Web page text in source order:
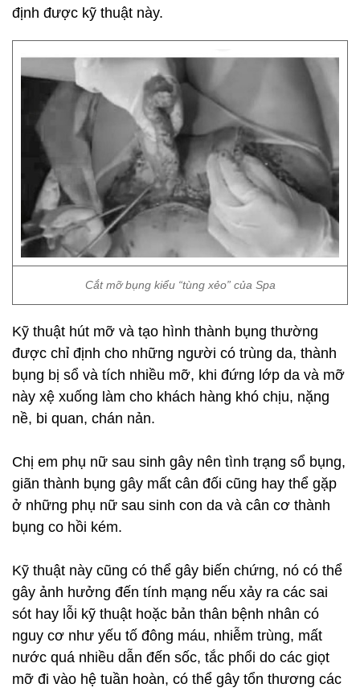
định được kỹ thuật này.
Cắt mỡ bụng kiểu “tùng xẻo” của Spa
Kỹ thuật hút mỡ và tạo hình thành bụng thường
được chỉ định cho những người có trùng da, thành
bụng bị sổ và tích nhiều mỡ, khi đứng lớp da và mỡ
này xệ xuống làm cho khách hàng khó chịu, nặng
nề, bi quan, chán nản.
Chị em phụ nữ sau sinh gây nên tình trạng sổ bụng,
giãn thành bụng gây mất cân đối cũng hay thể gặp
ở những phụ nữ sau sinh con da và cân cơ thành
bụng co hồi kém.
Kỹ thuật này cũng có thể gây biến chứng, nó có thể
gây ảnh hưởng đến tính mạng nếu xảy ra các sai
sót hay lỗi kỹ thuật hoặc bản thân bệnh nhân có
nguy cơ như yếu tố đông máu, nhiễm trùng, mất
nước quá nhiều dẫn đến sốc, tắc phổi do các giọt
mỡ đi vào hệ tuần hoàn, có thể gây tổn thương các